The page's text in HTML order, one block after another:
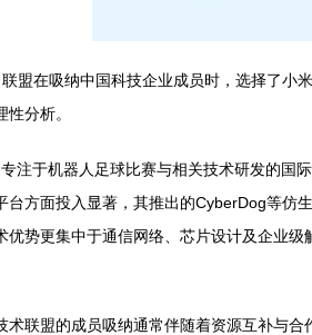
盟在吸纳中国科技企业成员时，选择了小
分析。
注于机器人足球比赛与相关技术研发的
方面投入显著，其推出的CyberDog等
势更集中于通信网络、芯片设计及企业
联盟的成员吸纳通常伴随着资源互补与